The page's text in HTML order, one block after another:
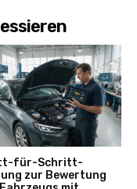
für-Schritt-
zur Bewertung